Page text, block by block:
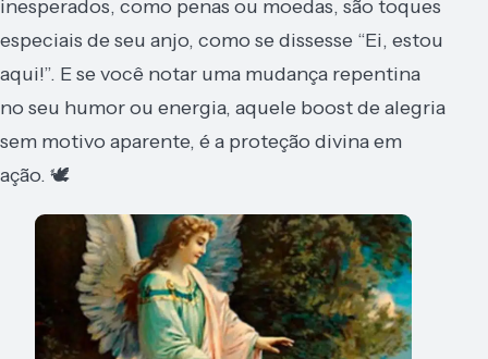
inesperados, como penas ou moedas, são toques
especiais de seu anjo, como se dissesse “Ei, estou
aqui!”. E se você notar uma mudança repentina
no seu humor ou energia, aquele boost de alegria
sem motivo aparente, é a proteção divina em
ação. 🕊️